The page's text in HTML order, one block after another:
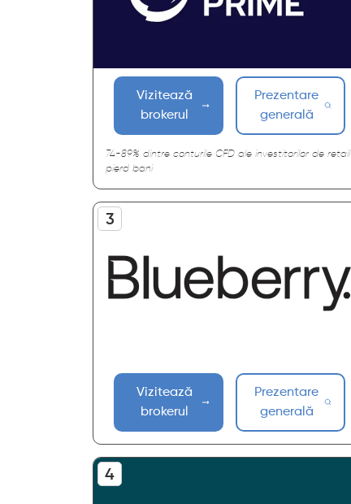
Vizitează
brokerul
Prezentare
generală
74-89% dintre conturile CFD ale investitorilor de retail
pierd bani
Vizitează
brokerul
Prezentare
generală